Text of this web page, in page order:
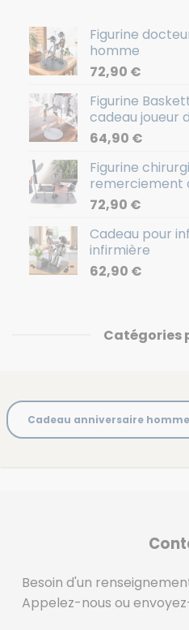
Figurine
homme
72,90 €
Figurine
cadeau joueur
64,90 €
Figurine
remerciement
72,90 €
Cadeau pour
infirmière
62,90 €
Catégories
Cadeau anniversaire homme
Besoin d'un
Appelez-nous ou